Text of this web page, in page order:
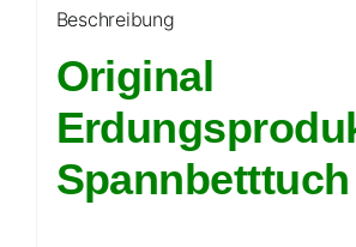
Beschreibung
Original
Spannbetttuch